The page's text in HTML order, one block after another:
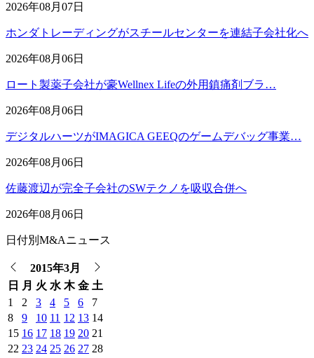
2026年08月07日
ホンダトレーディングがスチールセンターを連結子会社化へ
2026年08月06日
ロート製薬子会社が豪Wellnex Lifeの外用鎮痛剤ブラ…
2026年08月06日
デジタルハーツがIMAGICA GEEQのゲームデバッグ事業…
2026年08月06日
佐藤渡辺が完全子会社のSWテクノを吸収合併へ
2026年08月06日
日付別M&Aニュース
2015年3月
日
月 火 水 木 金 土
1
2 3 4 5 6
7
8
9 10 11 12 13 14
15 16 17 18 19 20 21
22 23 24 25 26 27 28